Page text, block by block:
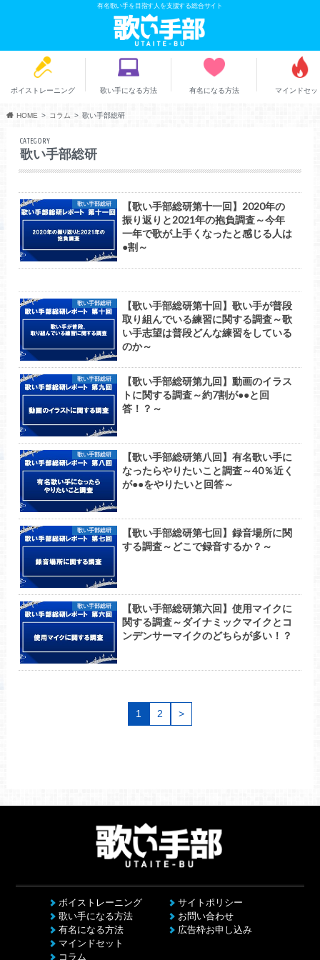
有名歌い手を目指す人を支援する総合サイト
ボイストレーニング 歌い手になる方法 有名になる方法 マインドセッ
HOME コラム 歌い手部総研
CATEGORY
歌い手部総研
歌い手部総研
【歌い手部総研第十一回】2020年の
振り返りと2021年の抱負調査～今年
一年で歌が上手くなったと感じる人は
●割～
歌い手部総研
【歌い手部総研第十回】歌い手が普段
取り組んでいる練習に関する調査～歌
い手志望は普段どんな練習をしている
のか～
歌い手部総研
【歌い手部総研第九回】動画のイラス
トに関する調査～約7割が●●と回
答！？～
歌い手部総研
【歌い手部総研第八回】有名歌い手に
なったらやりたいこと調査～40％近く
が●●をやりたいと回答～
歌い手部総研
【歌い手部総研第七回】録音場所に関
する調査～どこで録音するか？～
歌い手部総研
【歌い手部総研第六回】使用マイクに
関する調査～ダイナミックマイクとコ
ンデンサーマイクのどちらが多い！？
1 2 >
ボイストレーニング
歌い手になる方法
有名になる方法
マインドセット
コラム
サイトポリシー
お問い合わせ
広告枠お申し込み